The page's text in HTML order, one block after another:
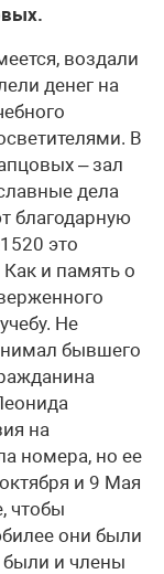
воздали
денег на
В
– зал
дела
благодарную
это
и память о
Не
бывшего
на
номера, но ее
и 9 Мая
чтобы
они были
были и члены